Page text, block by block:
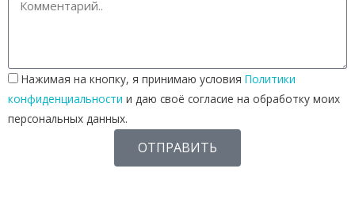
Нажимая на кнопку, я принимаю условия Политики
конфиденциальности и даю своё согласие на обработку моих
персональных данных.
ОТПРАВИТЬ